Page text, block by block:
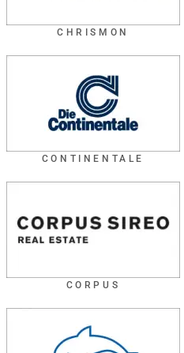
CHRISMON
CONTINENTALE
CORPUS